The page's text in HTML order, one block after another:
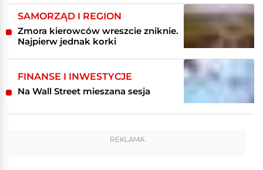
SAMORZĄD I REGION
Zmora kierowców wreszcie zniknie.
Najpierw jednak korki
FINANSE I INWESTYCJE
Na Wall Street mieszana sesja
REKLAMA